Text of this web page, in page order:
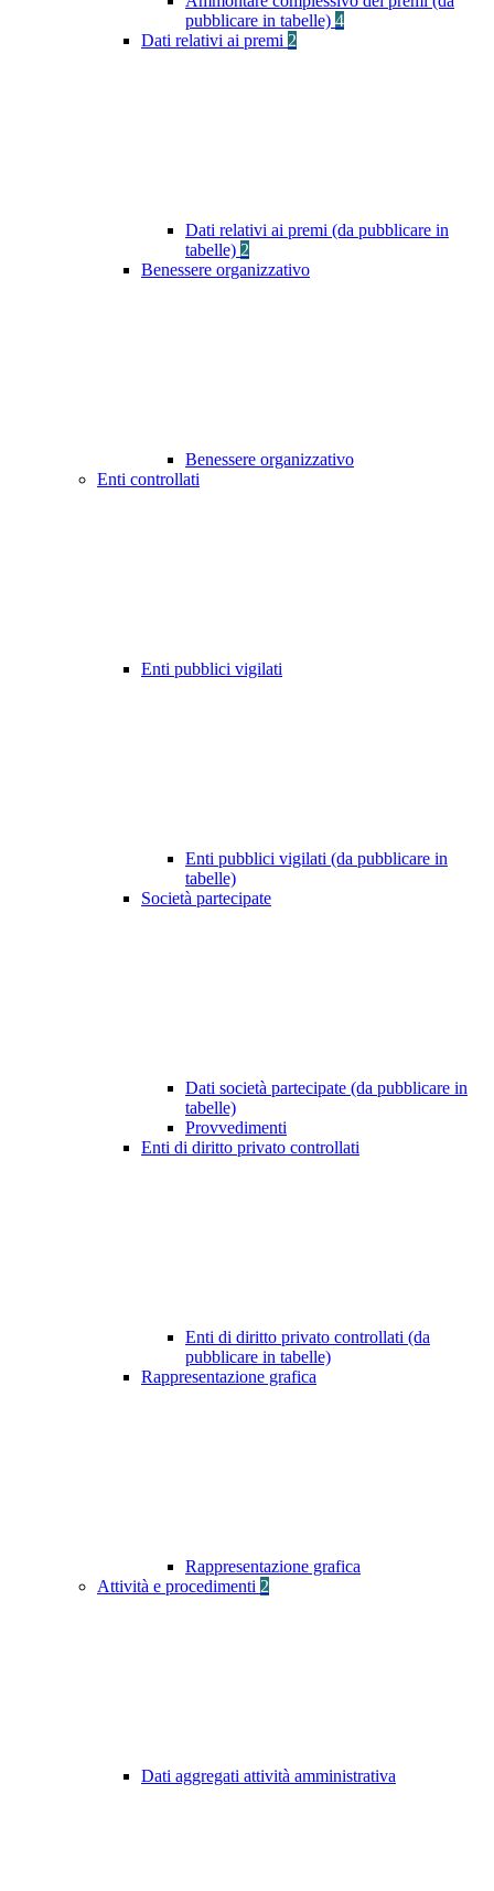
pubblicare in tabelle) 4
Dati relativi ai premi 2
Dati relativi ai premi (da pubblicare in
tabelle) 2
Benessere organizzativo
Benessere organizzativo
Enti controllati
Enti pubblici vigilati
Enti pubblici vigilati (da pubblicare in
tabelle)
Società partecipate
Dati società partecipate (da pubblicare in
tabelle)
Provvedimenti
Enti di diritto privato controllati
Enti di diritto privato controllati (da
pubblicare in tabelle)
Rappresentazione grafica
Rappresentazione grafica
Attività e procedimenti 2
Dati aggregati attività amministrativa